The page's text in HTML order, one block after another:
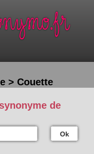
> Couette
de
Ok